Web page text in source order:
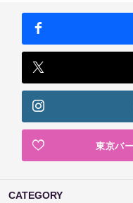
東京バ
CATEGORY